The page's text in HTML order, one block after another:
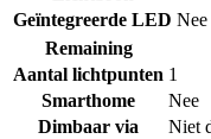
Geïntegreerde LED Nee
Remaining
Aantal lichtpunten 1
Smarthome
Nee
Dimbaar via
Niet